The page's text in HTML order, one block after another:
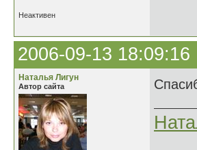
Неактивен
2006-09-13 18:09:16
Наталья Лигун
Автор сайта